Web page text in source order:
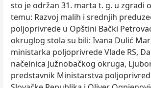
sto je održan 31. marta t. g. u zgradi
temu: Razvoj malih i srednjih
poljoprivrede u Opštini Bački
okruglog stola su bili: Ivana Dulić
ministarka poljoprivrede Vlade RS,
načelnica Južnobačkog okruga,
predstavnik Ministarstva